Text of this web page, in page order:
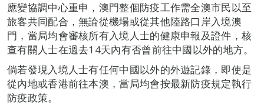
應變協調中心重申，澳門整個防疫工作需全澳市民以至
旅客共同配合，無論從機場或從其他陸路口岸入境澳
門，當局均會審核所有入境人士的健康申報及證件，核
查有關人士在過去14天內有否曾前往中國以外的地方。
倘若發現入境人士有任何中國以外的外遊記錄，即使是
從內地或香港前往本澳，當局均會按最新防疫規定執行
防疫政策。